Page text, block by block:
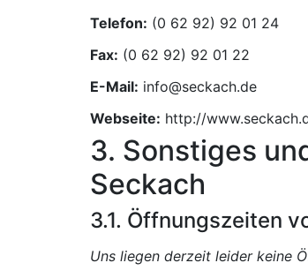
Telefon:
Fax:
E-Mail:
Webseite: http://
3. Sonstiges
Seckach
3.1. Öffnungszeiten
Uns liegen derzeit leider keine